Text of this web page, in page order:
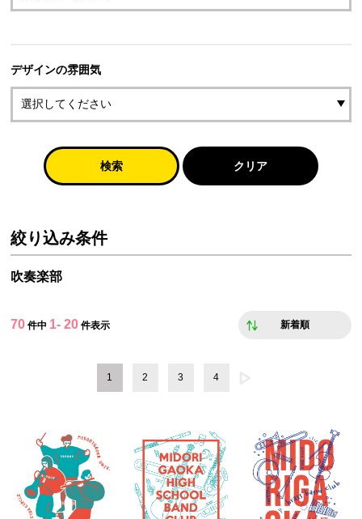
デザインの雰囲気
検索 クリア
絞り込み条件
吹奏楽部
70 件中 1- 20 件表示 新着順
1 2 3 4